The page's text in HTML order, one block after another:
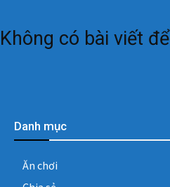
Không có bài viết
Danh mục
Ăn chơi